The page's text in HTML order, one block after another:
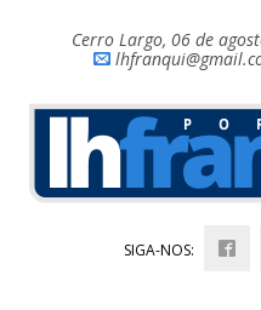
Cerro Largo, 06 de
SIGA-NOS: